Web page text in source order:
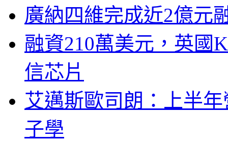
廣納四維完成近2億元
融資210萬美元，英國
信芯片
艾邁斯歐司朗：上半
子學